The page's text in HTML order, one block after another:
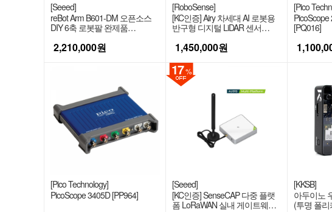
[Seeed]
reBot Arm B601-DM 오픈소스
DIY 6축 로봇팔 완제품
2,210,000원
[RoboSense]
[KC인증] Airy 차세대 AI 로봇용
반구형 디지털 LiDAR 센서
1,450,000원
[Pico
[PQ016]
[Pico Technology]
PicoScope 3405D [PP964]
[Seeed]
[KC인증] SenseCAP 다중 플랫
폼 LoRaWAN 실내 게이트웨이
17 %
[KKSB]
아두이노
(투명 폴